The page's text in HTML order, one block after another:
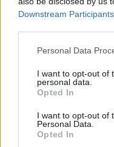
Downstream Participants
Personal Data
I want to opt-out of
personal data.
Opted In
I want to opt-out of
Personal Data.
Opted In
Witam ,
penisa mojego
twierdzi że ma je od
penisa na którym
gość